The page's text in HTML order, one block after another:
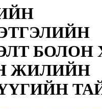
БОЛОН
ЖИЛИЙН